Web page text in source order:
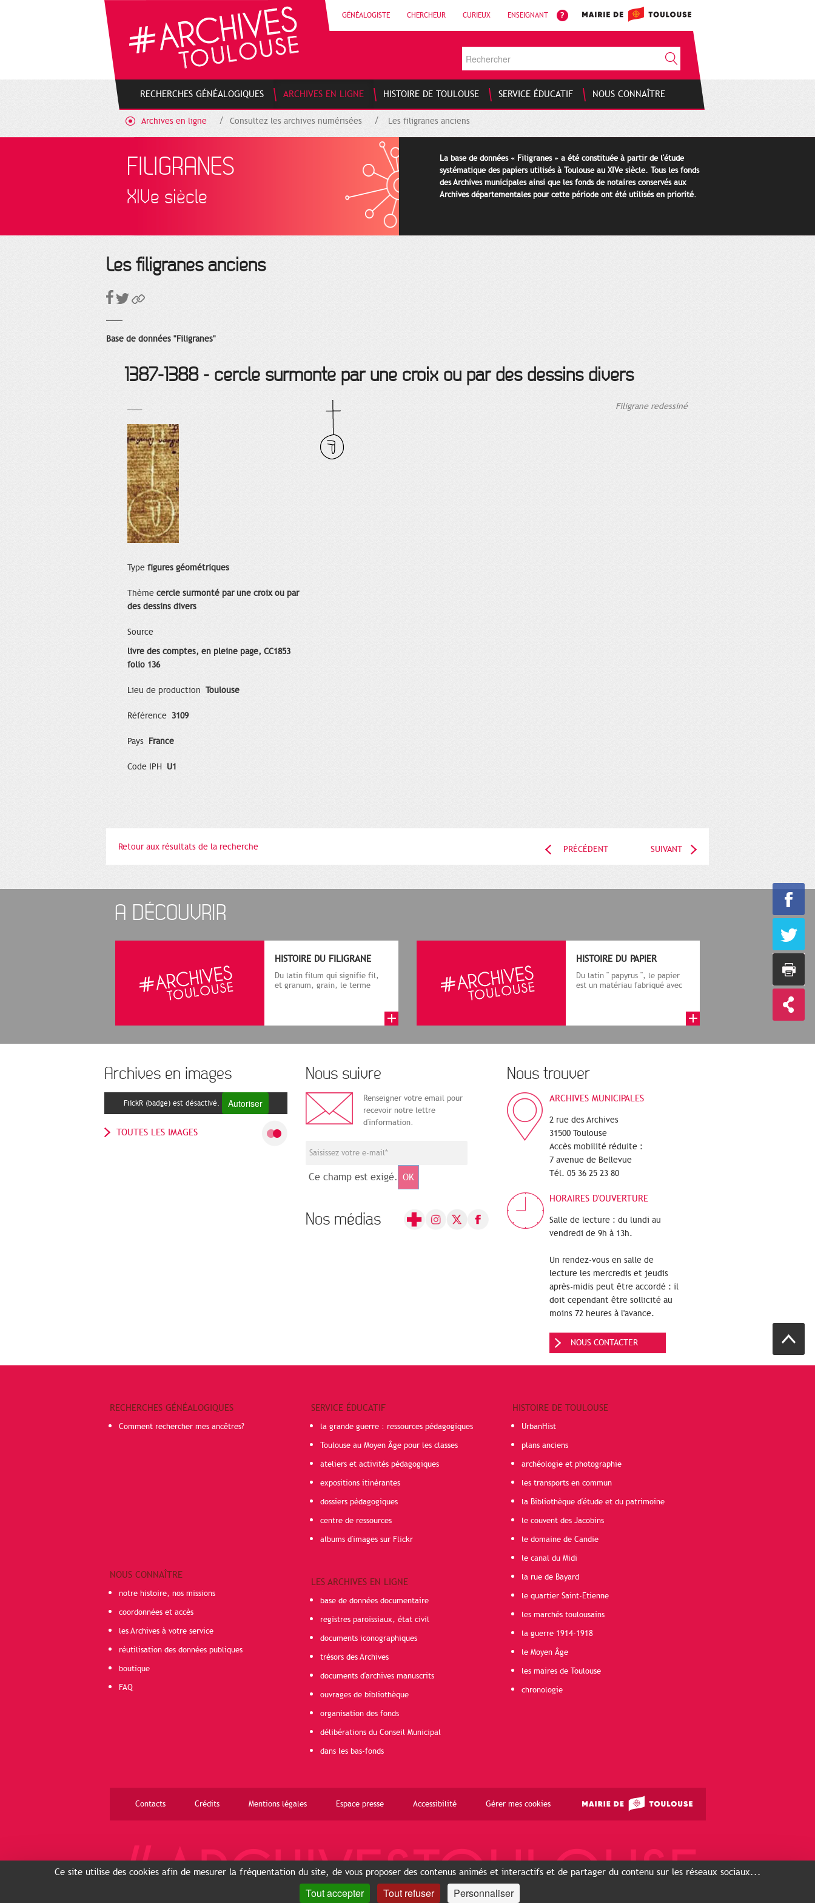
GÉNÉALOGISTE CHERCHEUR CURIEUX ENSEIGNANT
RECHERCHES GÉNÉALOGIQUES ARCHIVES EN LIGNE HISTOIRE DE TOULOUSE SERVICE ÉDUCATIF NOUS CONNAÎTRE
Archives en ligne Consultez les archives numérisées Les filigranes anciens
FILIGRANES
XIVe siècle
La base de données « Filigranes » a été constituée à partir de l'étude
systématique des papiers utilisés à Toulouse au XIVe siècle. Tous les fonds
des Archives municipales ainsi que les fonds de notaires conservés aux
Archives départementales pour cette période ont été utilisés en priorité.
Les filigranes anciens
Base de données "Filigranes"
1387-1388 - cercle surmonté par une croix ou par des dessins divers
Type figures géométriques
Thème cercle surmonté par une croix ou par
des dessins divers
Source
livre des comptes, en pleine page, CC1853
folio 136
Lieu de production Toulouse
Référence 3109
Pays France
Code IPH U1
Filigrane redessiné
Retour aux résultats de la recherche PRÉCÉDENT SUIVANT
A DÉCOUVRIR
HISTOIRE DU FILIGRANE
Du latin filum qui signifie fil,
et granum, grain, le terme
HISTOIRE DU PAPIER
Du latin " papyrus ", le papier
est un matériau fabriqué avec
Archives en images
FlickR (badge) est désactivé. Autoriser
TOUTES LES IMAGES
Nous suivre
Renseigner votre email pour
recevoir notre lettre
d'information.
Ce champ est exigé. OK
Nos médias
Nous trouver
ARCHIVES MUNICIPALES
2 rue des Archives
31500 Toulouse
Accès mobilité réduite :
7 avenue de Bellevue
Tél. 05 36 25 23 80
HORAIRES D'OUVERTURE
Salle de lecture : du lundi au
vendredi de 9h à 13h.
Un rendez-vous en salle de
lecture les mercredis et jeudis
après-midis peut être accordé : il
doit cependant être sollicité au
moins 72 heures à l'avance.
NOUS CONTACTER
RECHERCHES GÉNÉALOGIQUES
Comment rechercher mes ancêtres?
NOUS CONNAÎTRE
notre histoire, nos missions
coordonnées et accès
les Archives à votre service
réutilisation des données publiques
boutique
FAQ
SERVICE ÉDUCATIF
la grande guerre : ressources pédagogiques
Toulouse au Moyen Âge pour les classes
ateliers et activités pédagogiques
expositions itinérantes
dossiers pédagogiques
centre de ressources
albums d'images sur Flickr
LES ARCHIVES EN LIGNE
base de données documentaire
registres paroissiaux, état civil
documents iconographiques
trésors des Archives
documents d'archives manuscrits
ouvrages de bibliothèque
organisation des fonds
délibérations du Conseil Municipal
dans les bas-fonds
HISTOIRE DE TOULOUSE
UrbanHist
plans anciens
archéologie et photographie
les transports en commun
la Bibliothèque d'étude et du patrimoine
le couvent des Jacobins
le domaine de Candie
le canal du Midi
la rue de Bayard
le quartier Saint-Etienne
les marchés toulousains
la guerre 1914-1918
le Moyen Âge
les maires de Toulouse
chronologie
Contacts Crédits Mentions légales Espace presse Accessibilité Gérer mes cookies
Gestion de vos préférences sur les cookies
Ce site utilise des cookies afin de mesurer la fréquentation du site, de vous proposer des contenus animés et interactifs et de partager du contenu sur les réseaux sociaux...
Tout accepter Tout refuser Personnaliser